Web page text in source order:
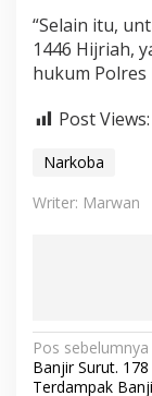
“Selain itu,
1446 Hijriah,
hukum
Post Views:
Narkoba
Writer: Marwan
N
a
Pos sebelumnya
Banjir Surut.
Terdampak